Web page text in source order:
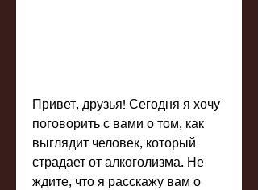
Привет, друзья! Сегодня я хочу
поговорить с вами о том, как
выглядит человек, который
страдает от алкоголизма. Не
ждите, что я расскажу вам о